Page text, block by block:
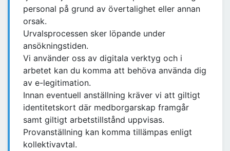
personal på grund av övertalighet eller annan
orsak.
Urvalsprocessen sker löpande under
ansökningstiden.
Vi använder oss av digitala verktyg och i
arbetet kan du komma att behöva använda dig
av e-legitimation.
Innan eventuell anställning kräver vi att giltigt
identitetskort där medborgarskap framgår
samt giltigt arbetstillstånd uppvisas.
Provanställning kan komma tillämpas enligt
kollektivavtal.